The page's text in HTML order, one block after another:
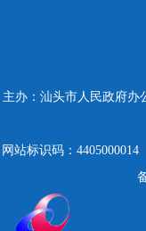
主办：汕头市人民政府办
网站标识码：4405000014